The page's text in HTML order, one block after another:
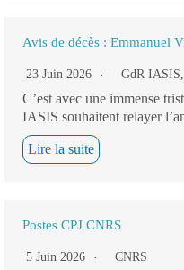
Avis de décès : Emmanuel
23 Juin 2026 GdR IASIS,
C’est avec une immense
IASIS souhaitent relayer
Lire la suite
Postes CPJ CNRS
5 Juin 2026 CNRS